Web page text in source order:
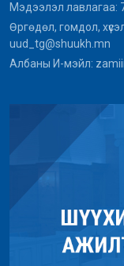
Мэдээлэл лавлагаа:
Өргөдөл, гомдол,
uud_tg@shuukh.mn
Албаны И-мэйл: